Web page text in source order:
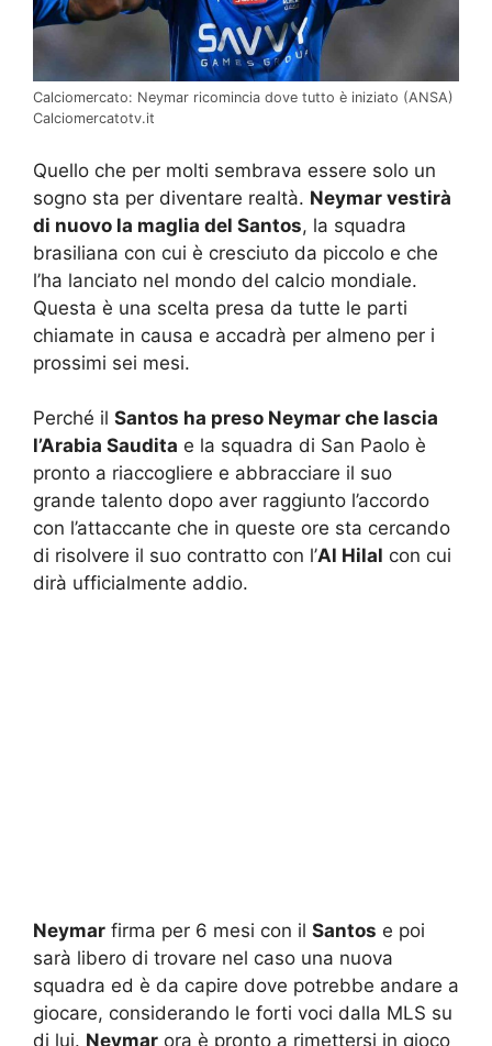
Calciomercato: Neymar ricomincia dove tutto è iniziato (ANSA)
Calciomercatotv.it
Quello che per molti sembrava essere solo un
sogno sta per diventare realtà. Neymar vestirà
di nuovo la maglia del Santos, la squadra
brasiliana con cui è cresciuto da piccolo e che
l’ha lanciato nel mondo del calcio mondiale.
Questa è una scelta presa da tutte le parti
chiamate in causa e accadrà per almeno per i
prossimi sei mesi.
Perché il Santos ha preso Neymar che lascia
l’Arabia Saudita e la squadra di San Paolo è
pronto a riaccogliere e abbracciare il suo
grande talento dopo aver raggiunto l’accordo
con l’attaccante che in queste ore sta cercando
di risolvere il suo contratto con l’Al Hilal con cui
dirà ufficialmente addio.
Neymar firma per 6 mesi con il Santos e poi
sarà libero di trovare nel caso una nuova
squadra ed è da capire dove potrebbe andare a
giocare, considerando le forti voci dalla MLS su
di lui. Neymar ora è pronto a rimettersi in gioco